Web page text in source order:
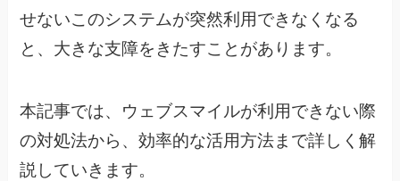
せないこのシステムが突然利用できなくなる
と、大きな支障をきたすことがあります。
本記事では、ウェブスマイルが利用できない際
の対処法から、効率的な活用方法まで詳しく解
説していきます。